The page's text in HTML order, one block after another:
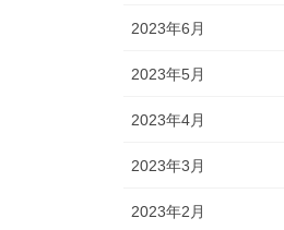
2023年6月
2023年5月
2023年4月
2023年3月
2023年2月